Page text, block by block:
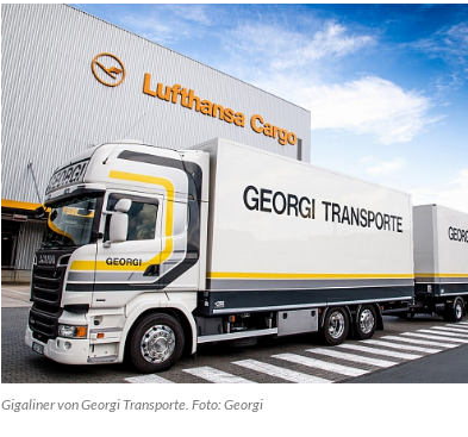
Gigaliner von Georgi Transporte. Foto: Georgi